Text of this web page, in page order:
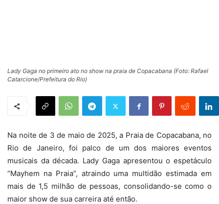
Lady Gaga no primeiro ato no show na praia de Copacabana (Foto: Rafael
Catarcione/Prefeitura do Rio)
Na noite de 3 de maio de 2025, a Praia de Copacabana, no
Rio de Janeiro, foi palco de um dos maiores eventos
musicais da década. Lady Gaga apresentou o espetáculo
“Mayhem na Praia”, atraindo uma multidão estimada em
mais de 1,5 milhão de pessoas, consolidando-se como o
maior show de sua carreira até então.